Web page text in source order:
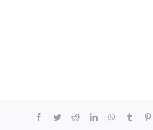
Facebook
TwitterRedditLinkedInWhatsApp
Tumblr